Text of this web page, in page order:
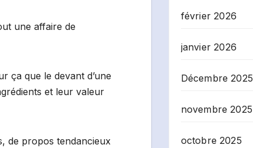
une affaire de
ça que le devant d’une
et leur valeur
de propos tendancieux
février 2026
janvier 2026
Décembre 2025
novembre 2025
octobre 2025